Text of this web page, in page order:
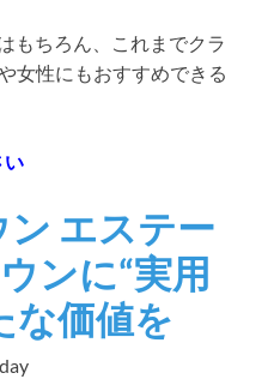
もちろん、これまでクラ
女性にもおすすめできる
い
ン エステー
ンに“実用
な価値を